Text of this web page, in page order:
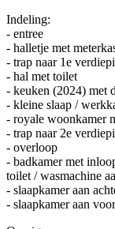
Indeling:
- entree
- halletje met
- trap naar 1e
- hal met toilet
- keuken (2024) met
- kleine slaap /
- royale woonkamer
- trap naar 2e
- overloop
- badkamer met
toilet / wasmachine
- slaapkamer aan
- slaapkamer aan